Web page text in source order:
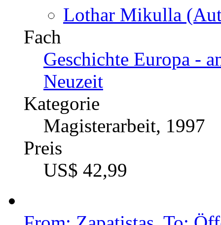
Geowissenschaften /
Kategorie
Diplomarbeit, 2008
Preis
US$ 53,99
Fürstenopposition